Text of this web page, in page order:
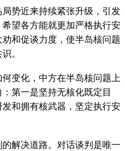
势近来持续紧张升级，引发
望各方能就更加严格执行安
和促谈力度，使半岛核问题
。
变化，中方在半岛核问题上
第一是坚持无核化既定目
和拥有核武器，坚定执行安
解决道路。对话谈判是唯一